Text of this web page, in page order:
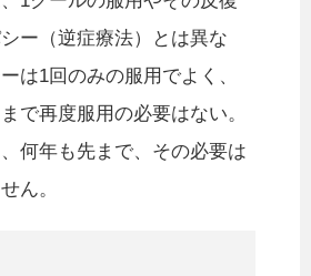
ー（逆症療法）とは異な
は1回のみの服用でよく、
で再度服用の必要はない。
何年も先まで、その必要は
ん。